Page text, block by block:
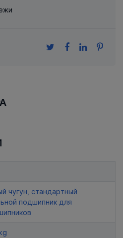
чугун, стандартный
подшипник для